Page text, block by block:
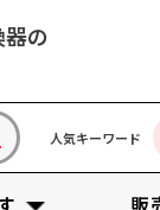
の
人気キーワード
販